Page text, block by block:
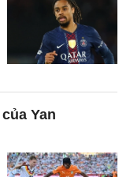
Yan